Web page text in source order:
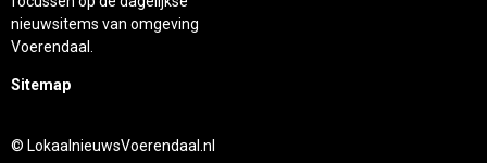
nieuwsitems van omgeving
Voerendaal.
Sitemap
© LokaalnieuwsVoerendaal.nl